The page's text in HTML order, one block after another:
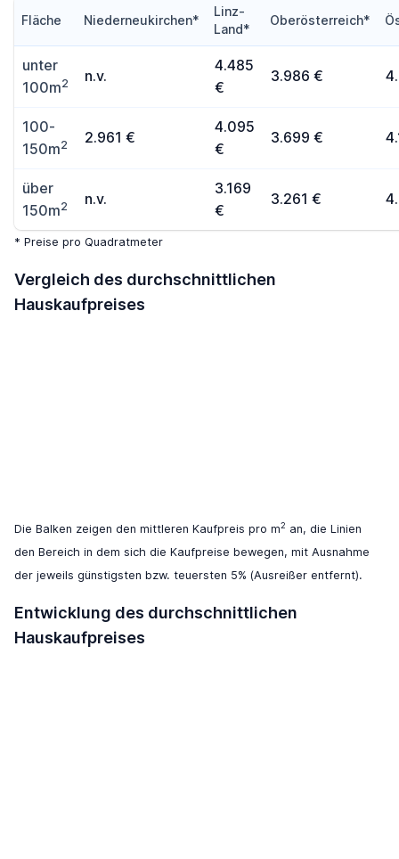
Fläche Niederneukirchen*
Linz-
Land*
Oberösterreich*
unter
100m2 n.v.
4.485
€
3.986 €
100-
150m2 2.961 €
4.095
€
3.699 €
über
150m2 n.v.
3.169
€
3.261 €
* Preise pro Quadratmeter
Vergleich des durchschnittlichen
Hauskaufpreises
Die Balken zeigen den mittleren Kaufpreis pro m2 an, die Linien
den Bereich in dem sich die Kaufpreise bewegen, mit Ausnahme
der jeweils günstigsten bzw. teuersten 5% (Ausreißer entfernt).
Entwicklung des durchschnittlichen
Hauskaufpreises